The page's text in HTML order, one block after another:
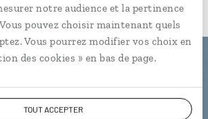
notre audience et la pertinence
pouvez choisir maintenant quels
Vous pourrez modifier vos choix en
des cookies » en bas de page.
TOUT ACCEPTER
vous guide au Népal